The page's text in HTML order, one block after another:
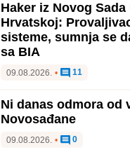
Haker iz Novog
Hrvatskoj:
sisteme, sumnja se
sa BIA
09.08.2026. • 11
Ni danas odmora od
Novosađane
09.08.2026. • 0